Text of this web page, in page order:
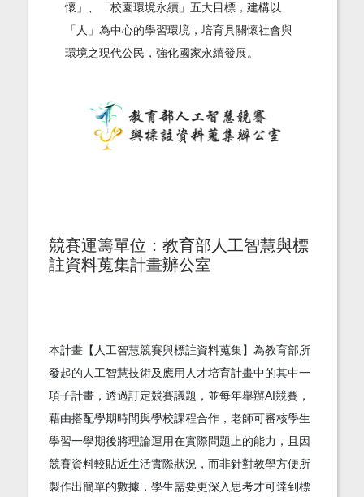
懷」、「校園環境永續」五大目標，建構以
「人」為中心的學習環境，培育具關懷社會與
環境之現代公民，強化國家永續發展。
競賽運籌單位：教育部人工智慧與標
註資料蒐集計畫辦公室
本計畫【人工智慧競賽與標註資料蒐集】為教育部所
發起的人工智慧技術及應用人才培育計畫中的其中一
項子計畫，透過訂定競賽議題，並每年舉辦AI競賽，
藉由搭配學期時間與學校課程合作，老師可審核學生
學習一學期後將理論運用在實際問題上的能力，且因
競賽資料較貼近生活實際狀況，而非針對教學方便所
製作出簡單的數據，學生需要更深入思考才可達到標